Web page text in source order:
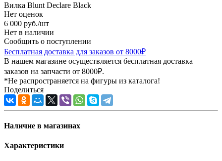
Вилка Blunt Declare Black
Нет оценок
6 000 руб./шт
Нет в наличии
Сообщить о поступлении
Бесплатная доставка для заказов от 8000₽
В нашем магазине осуществляется бесплатная доставка
заказов на запчасти от 8000₽.
*Не распространяется на фигуры из каталога!
Поделиться
Наличие в магазинах
Характеристики